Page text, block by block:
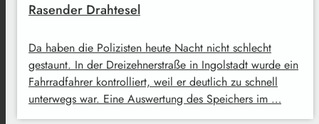
Rasender Drahtesel
Da haben die Polizisten heute Nacht nicht schlecht
gestaunt. In der Dreizehnerstraße in Ingolstadt wurde ein
Fahrradfahrer kontrolliert, weil er deutlich zu schnell
unterwegs war. Eine Auswertung des Speichers im …